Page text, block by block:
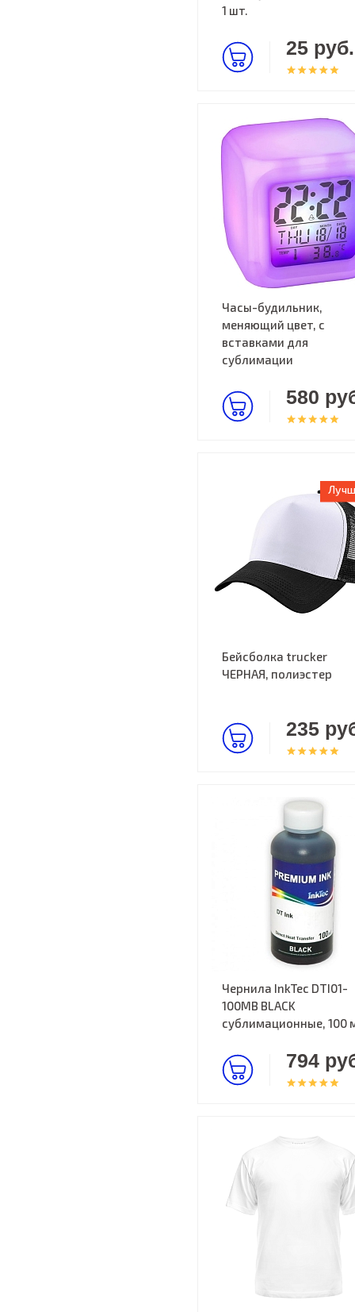
1 шт.
25 руб.
Часы-будильник,
меняющий цвет, с
вставками для
сублимации
580
Бейсболка trucker
ЧЕРНАЯ, полиэстер
235
Чернила InkTec DTI01-
100MB BLACK
cублимационные, 100
794